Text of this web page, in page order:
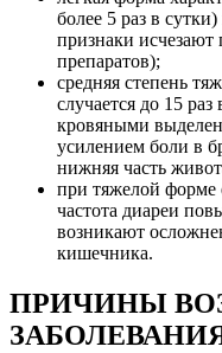
более 5 раз в
признаки
препаратов);
средняя степень
случается до 15
кровяными
усилением боли в
нижняя часть
при тяжелой форме
частота диареи
возникают
кишечника.
ПРИЧИНЫ